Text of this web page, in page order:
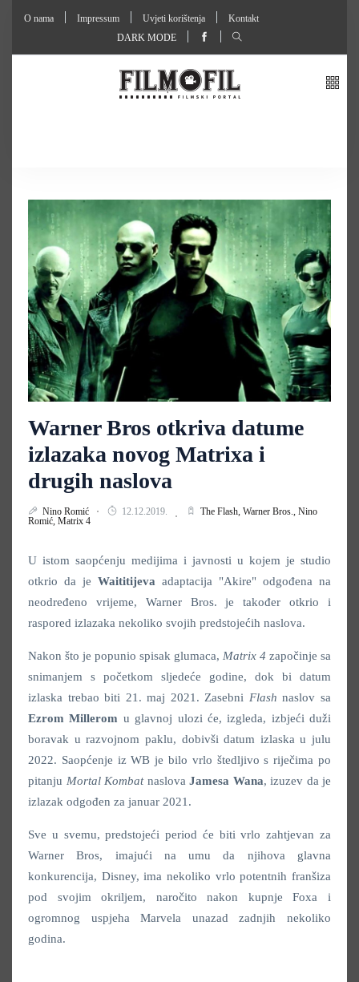
O nama Impressum Uvjeti korištenja
Kontakt
DARK MODE
Warner Bros otkriva datume
izlazaka novog Matrixa i
drugih naslova
Nino Romić 12.12.2019. The Flash, Warner Bros., Nino
Romić, Matrix 4
U istom saopćenju medijima i javnosti u kojem je studio
otkrio da je Waititijeva adaptacija "Akire" odgođena na
neodređeno vrijeme, Warner Bros. je također otkrio i
raspored izlazaka nekoliko svojih predstojećih naslova.
Nakon što je popunio spisak glumaca, Matrix 4 započinje sa
snimanjem s početkom sljedeće godine, dok bi datum
izlaska trebao biti 21. maj 2021. Zasebni Flash naslov sa
Ezrom Millerom u glavnoj ulozi će, izgleda, izbjeći duži
boravak u razvojnom paklu, dobivši datum izlaska u julu
2022. Saopćenje iz WB je bilo vrlo štedljivo s riječima po
pitanju Mortal Kombatnaslova Jamesa Wana, izuzev da je
izlazak odgođen za januar 2021.
Sve u svemu, predstojeći period će biti vrlo zahtjevan za
Warner Bros, imajući na umu da njihova glavna
konkurencija, Disney, ima nekoliko vrlo potentnih franšiza
pod svojim okriljem, naročito nakon kupnje Foxa i
ogromnog uspjeha Marvela unazad zadnjih nekoliko
godina.